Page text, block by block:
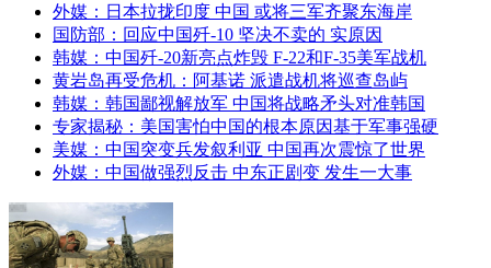
外媒：日本拉拢印度 中国 或将三军齐聚东海岸
国防部：回应中国歼-10 坚决不卖的 实原因
韩媒：中国歼-20新亮点炸毁 F-22和F-35美军战机
黄岩岛再受危机：阿基诺 派遣战机将巡查岛屿
韩媒：韩国鄙视解放军 中国将战略矛头对准韩国
专家揭秘：美国害怕中国的根本原因基于军事强硬
美媒：中国突变兵发叙利亚 中国再次震惊了世界
外媒：中国做强烈反击 中东正剧变 发生一大事